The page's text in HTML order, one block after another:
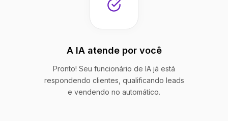
A IA atende por você
Pronto! Seu funcionário de IA já está
respondendo clientes, qualificando leads
e vendendo no automático.